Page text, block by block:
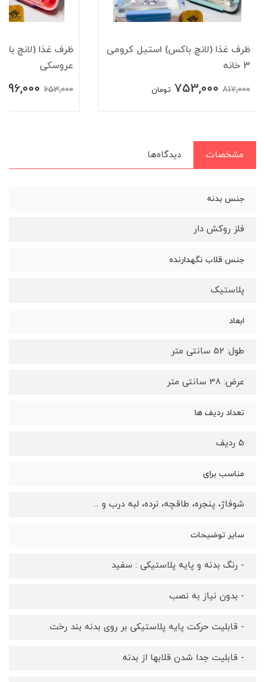
ظرف غذا (لانچ باکس) استیل کرومی
3 خانه
817,000
753,000 تومان
ظرف غذا (لانچ
عروسکی
653,000
596,000
مشخصات دیدگاه‌ها
جنس بدنه
فلز روکش دار
جنس قلاب نگهدارنده
پلاستیک
ابعاد
طول: 52 سانتی متر
عرض: 38 سانتی متر
تعداد ردیف ها
5 ردیف
مناسب برای
شوفاژ، پنجره، طاقچه، نرده، لبه درب و ...
سایر توضیحات
- رنگ بدنه و پایه پلاستیکی : سفید
- بدون نیاز به نصب
- قابلیت حرکت پایه پلاستیکی بر روی بدنه بند رخت
- قابلیت جدا شدن قلابها از بدنه